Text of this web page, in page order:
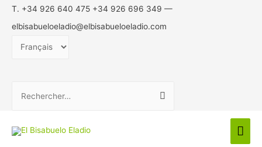
T. +34 926 640 475 +34 926 696 349 —
elbisabueloeladio@elbisabueloeladio.com
Choisir